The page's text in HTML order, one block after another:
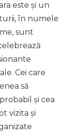
este și un
în numele
sunt
Cei care
să
și cea
vizita și